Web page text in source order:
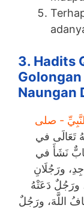
3. Hadits
Naungan
‏- صلى
تَعَالَى في
نَشَأَ في
ورَجُلَانِ
ورَجُلٌ دَعَتْهُ
اللَّهَ، ورَجُلٌ